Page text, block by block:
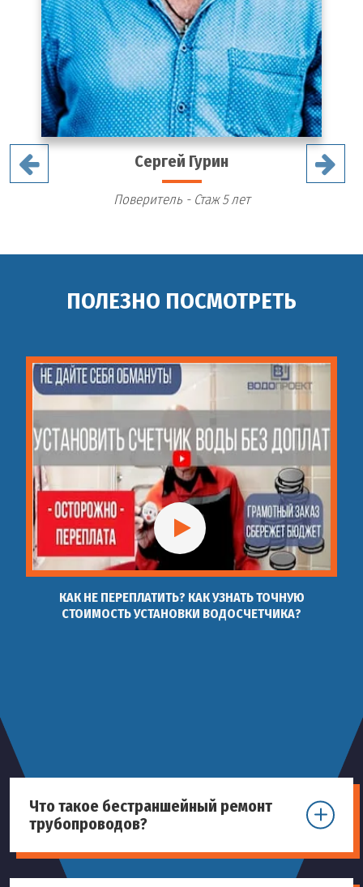
Сергей Гурин
Поверитель - Стаж 5 лет
ПОЛЕЗНО ПОСМОТРЕТЬ
КАК НЕ ПЕРЕПЛАТИТЬ? КАК УЗНАТЬ ТОЧНУЮ
СТОИМОСТЬ УСТАНОВКИ ВОДОСЧЕТЧИКА?
Что такое бестраншейный ремонт
трубопроводов?